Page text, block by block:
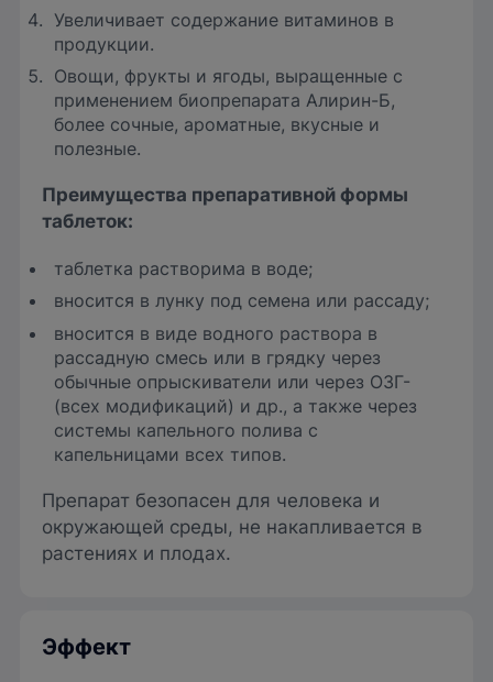
Увеличивает содержание витаминов в
продукции.
Овощи, фрукты и ягоды, выращенные с
применением биопрепарата Алирин-Б,
более сочные, ароматные, вкусные и
полезные.
Преимущества препаративной формы
таблеток:
таблетка растворима в воде;
вносится в лунку под семена или рассаду;
вносится в виде водного раствора в
рассадную смесь или в грядку через
обычные опрыскиватели или через ОЗГ-
(всех модификаций) и др., а также через
системы капельного полива с
капельницами всех типов.
Препарат безопасен для человека и
окружающей среды, не накапливается в
растениях и плодах.
Эффект